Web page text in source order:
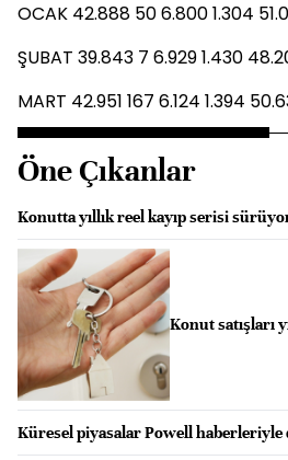
OCAK 42.888 50 6.800 1.304
ŞUBAT 39.843 7 6.929 1.430
MART 42.951 167 6.124 1.394
Öne Çıkanlar
Konutta yıllık reel kayıp serisi
Konut satışları
Küresel piyasalar Powell haberleriyle